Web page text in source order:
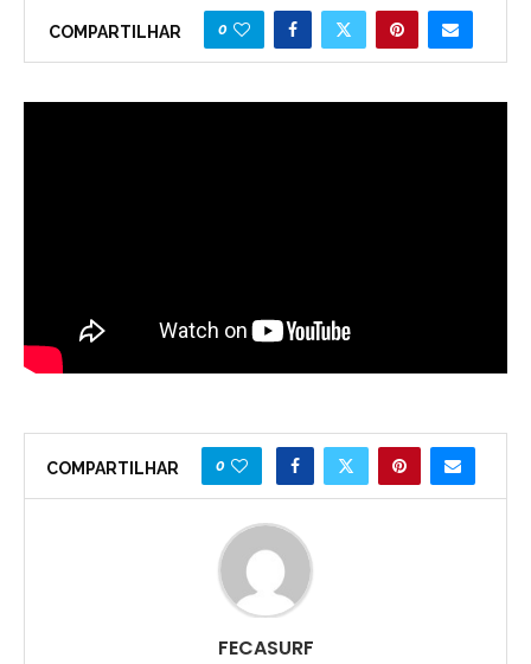
COMPARTILHAR 0
COMPARTILHAR 0
FECASURF